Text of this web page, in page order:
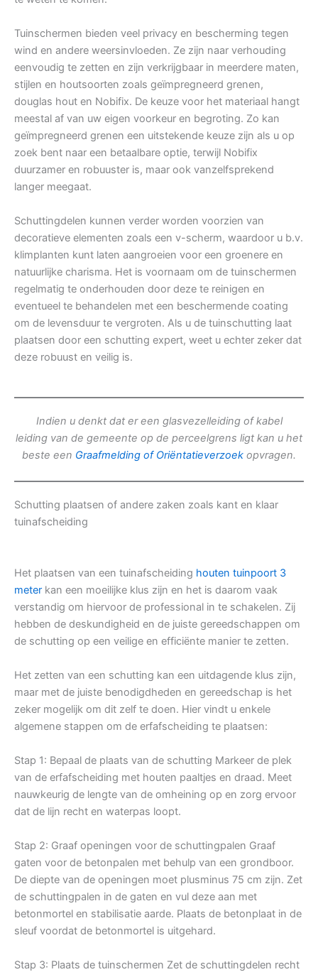
Tuinschermen bieden veel privacy en bescherming tegen
wind en andere weersinvloeden. Ze zijn naar verhouding
eenvoudig te zetten en zijn verkrijgbaar in meerdere maten,
stijlen en houtsoorten zoals geïmpregneerd grenen,
douglas hout en Nobifix. De keuze voor het materiaal hangt
meestal af van uw eigen voorkeur en begroting. Zo kan
geïmpregneerd grenen een uitstekende keuze zijn als u op
zoek bent naar een betaalbare optie, terwijl Nobifix
duurzamer en robuuster is, maar ook vanzelfsprekend
langer meegaat.
Schuttingdelen kunnen verder worden voorzien van
decoratieve elementen zoals een v-scherm, waardoor u b.v.
klimplanten kunt laten aangroeien voor een groenere en
natuurlijke charisma. Het is voornaam om de tuinschermen
regelmatig te onderhouden door deze te reinigen en
eventueel te behandelen met een beschermende coating
om de levensduur te vergroten. Als u de tuinschutting laat
plaatsen door een schutting expert, weet u echter zeker dat
deze robuust en veilig is.
Indien u denkt dat er een glasvezelleiding of kabel
leiding van de gemeente op de perceelgrens ligt kan u het
beste een Graafmelding of Oriëntatieverzoek opvragen.
Schutting plaatsen of andere zaken zoals kant en klaar
tuinafscheiding
Het plaatsen van een tuinafscheiding houten tuinpoort 3
meter kan een moeilijke klus zijn en het is daarom vaak
verstandig om hiervoor de professional in te schakelen. Zij
hebben de deskundigheid en de juiste gereedschappen om
de schutting op een veilige en efficiënte manier te zetten.
Het zetten van een schutting kan een uitdagende klus zijn,
maar met de juiste benodigdheden en gereedschap is het
zeker mogelijk om dit zelf te doen. Hier vindt u enkele
algemene stappen om de erfafscheiding te plaatsen:
Stap 1: Bepaal de plaats van de schutting Markeer de plek
van de erfafscheiding met houten paaltjes en draad. Meet
nauwkeurig de lengte van de omheining op en zorg ervoor
dat de lijn recht en waterpas loopt.
Stap 2: Graaf openingen voor de schuttingpalen Graaf
gaten voor de betonpalen met behulp van een grondboor.
De diepte van de openingen moet plusminus 75 cm zijn. Zet
de schuttingpalen in de gaten en vul deze aan met
betonmortel en stabilisatie aarde. Plaats de betonplaat in de
sleuf voordat de betonmortel is uitgehard.
Stap 3: Plaats de tuinschermen Zet de schuttingdelen recht